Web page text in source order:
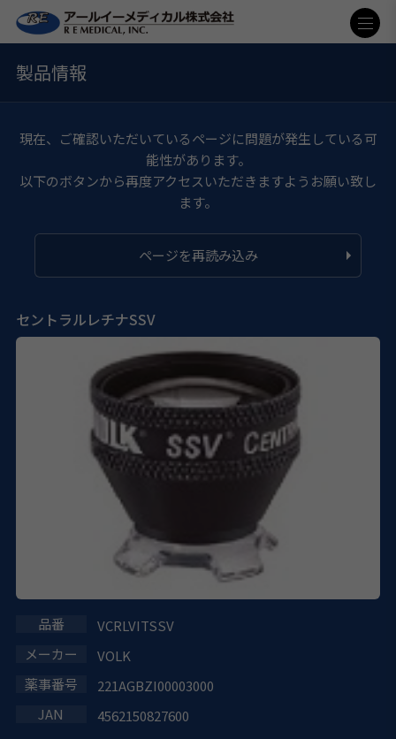
製品情報
現在、ご確認いただいているページに問題が発生している可
能性があります。
以下のボタンから再度アクセスいただきますようお願い致し
ます。
ページを再読み込み
セントラルレチナSSV
VCRLVITSSV
VOLK
221AGBZI00003000
4562150827600